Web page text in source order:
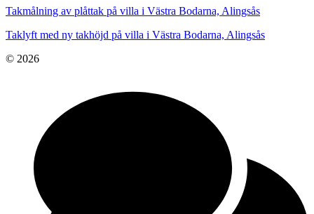
Takmålning av plåttak på villa i Västra Bodarna, Alingsås
Taklyft med ny takhöjd på villa i Västra Bodarna, Alingsås
© 2026